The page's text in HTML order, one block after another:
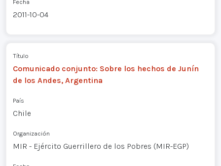
Fecha
2011-10-04
Título
Comunicado conjunto: Sobre los hechos de Junín
de los Andes, Argentina
País
Chile
Organización
MIR - Ejército Guerrillero de los Pobres (MIR-EGP)